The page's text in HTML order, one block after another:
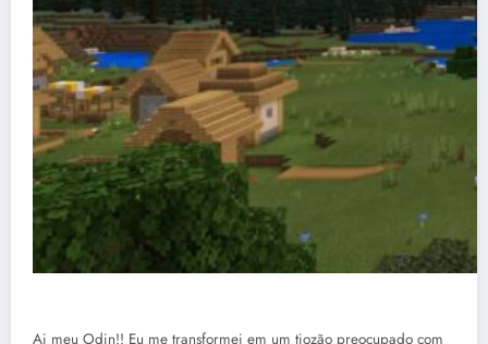
Ai meu Odin!! Eu me transformei em um tiozão preocupado com